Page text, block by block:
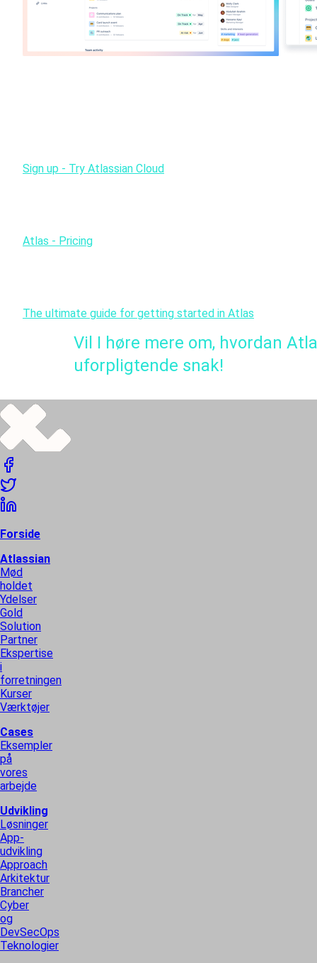
Sign up - Try Atlassian Cloud
Atlas - Pricing
The ultimate guide for getting started in Atlas
Vil I høre mere om, hvordan
uforpligtende snak!
Forside
Atlassian
Mød
holdet
Ydelser
Gold
Solution
Partner
Ekspertise
i
forretningen
Kurser
Værktøjer
Cases
Eksempler
på
vores
arbejde
Udvikling
Løsninger
App-
udvikling
Approach
Arkitektur
Brancher
Cyber
og
DevSecOps
Teknologier